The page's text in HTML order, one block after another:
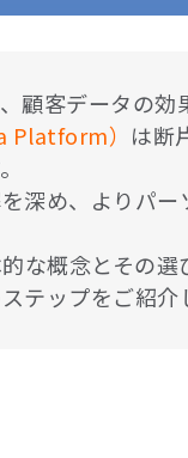
顧客データの
Platform） は断
深め、よりパ
な概念とその
テップをご紹介